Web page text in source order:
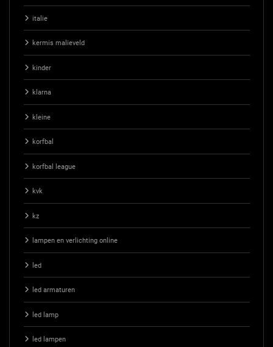
italie
kermis malieveld
kinder
klarna
kleine
korfbal
korfbal league
kvk
kz
lampen en verlichting online
led
led armaturen
led lamp
led lampen